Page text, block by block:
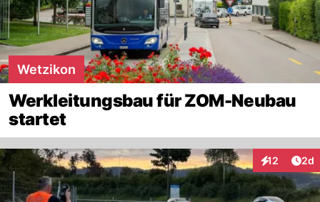
Wetzikon
Werkleitungsbau für ZOM-Neubau
startet
12
Interaktionen
2d